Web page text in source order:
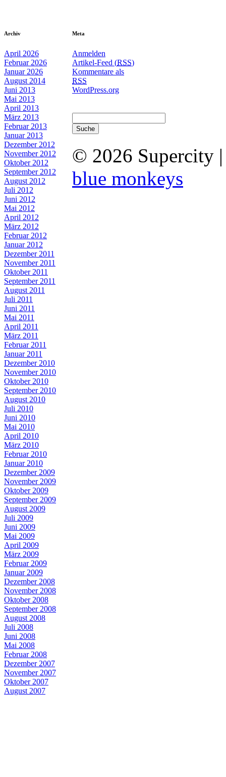
Archiv
April 2026
Februar 2026
Januar 2026
August 2014
Juni 2013
Mai 2013
April 2013
März 2013
Februar 2013
Januar 2013
Dezember 2012
November 2012
Oktober 2012
September 2012
August 2012
Juli 2012
Juni 2012
Mai 2012
April 2012
März 2012
Februar 2012
Januar 2012
Dezember 2011
November 2011
Oktober 2011
September 2011
August 2011
Juli 2011
Juni 2011
Mai 2011
April 2011
März 2011
Februar 2011
Januar 2011
Dezember 2010
November 2010
Oktober 2010
September 2010
August 2010
Juli 2010
Juni 2010
Mai 2010
April 2010
März 2010
Februar 2010
Januar 2010
Dezember 2009
November 2009
Oktober 2009
September 2009
August 2009
Juli 2009
Juni 2009
Mai 2009
April 2009
März 2009
Februar 2009
Januar 2009
Dezember 2008
November 2008
Oktober 2008
September 2008
August 2008
Juli 2008
Juni 2008
Mai 2008
Februar 2008
Dezember 2007
November 2007
Oktober 2007
August 2007
Meta
Anmelden
Artikel-Feed (RSS)
Kommentare als
RSS
WordPress.org
© 2026 Supercity
blue monkeys